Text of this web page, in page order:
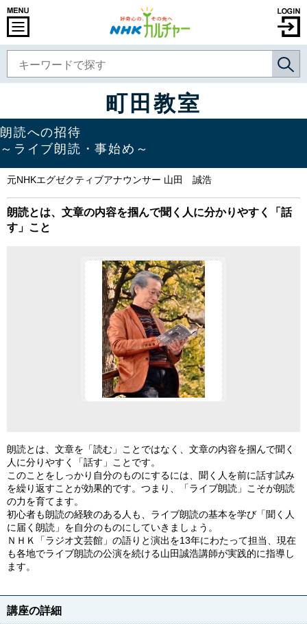
町田教室
朗読への招待
～ライブ朗読・事始め～
元NHKエグゼクティブアナウンサー 山田 誠浩
朗読とは、文章の内容を掴んで聞く人に分かりやすく「話
す」こと
朗読とは、文章を「読む」ことではなく、文章の内容を掴んで聞く
人に分りやすく「話す」ことです。
このことをしっかり自分のものにするには、聞く人を前に話す試み
を繰り返すことが効果的です。つまり、「ライブ朗読」こそが朗読
の力を育てます。
初心者も朗読の経験のある人も、ライブ朗読の基本を学び「聞く人
に届く朗読」を自分のものにしていきましょう。
ＮＨＫ「ラジオ文芸館」の語りと演出を13年にわたって担当、現在
も各地でライブ朗読の公演を続ける山田誠浩講師が実践的に指導し
ます。
講座の詳細